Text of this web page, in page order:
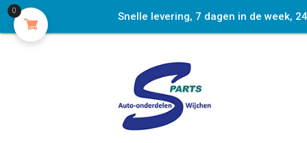
Snelle levering, 7 dagen in de week,
0